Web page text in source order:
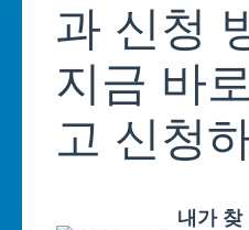
과 신청
지금 바
고 신청
내가 찾